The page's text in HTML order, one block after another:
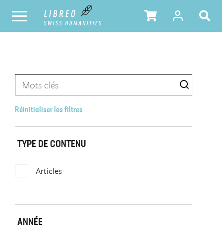
Réinitialiser les filtres
TYPE DE CONTENU
Articles
ANNÉE